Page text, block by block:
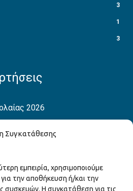
Συγκατάθεσης
εμπειρία, χρησιμοποιούμε
την αποθήκευση ή/και την
συσκευών. Η συγκατάθεση για τις
3
1
3
2026
Γνωρίζοντας τα Αμερικανικά
το Δικό σου